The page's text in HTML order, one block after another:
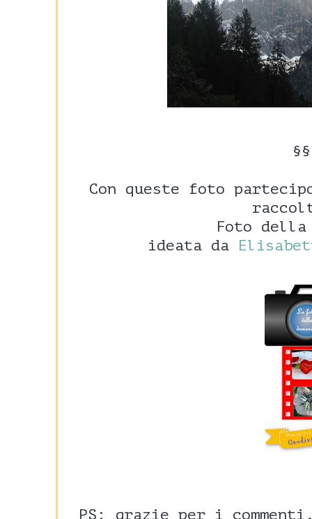
Con queste foto
Foto della
ideata da
PS: grazie per i